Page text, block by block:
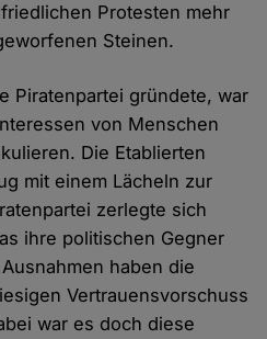
Protesten mehr
Steinen.
Piratenpartei gründete, war
von Menschen
Die Etablierten
mit einem Lächeln zur
zerlegte sich
ihre politischen Gegner
haben die
Vertrauensvorschuss
war es doch diese